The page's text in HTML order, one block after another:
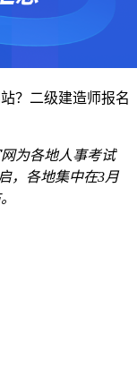
？二级建造师报名
为各地人事考试
，各地集中在3月